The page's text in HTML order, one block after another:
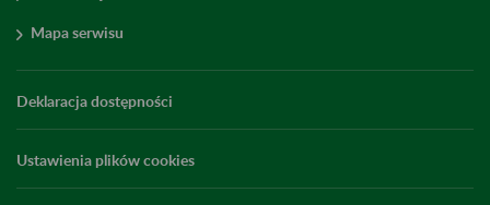
Mapa serwisu
Deklaracja dostępności
Ustawienia plików cookies